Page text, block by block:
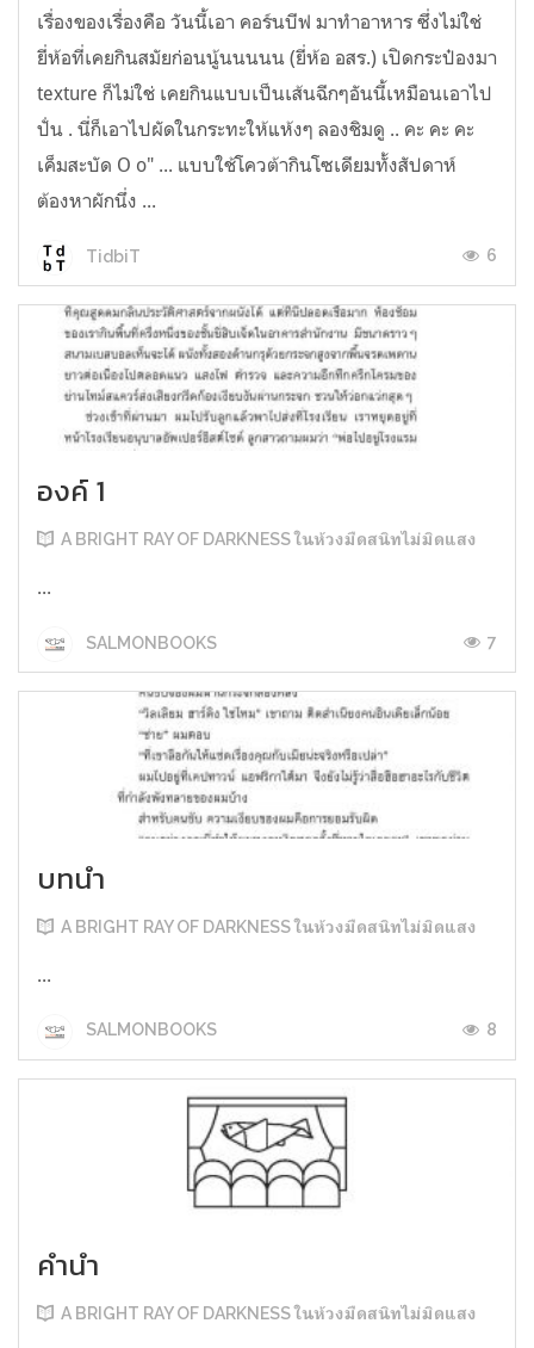
เรื่องของเรื่องคือ วันนี้เอา คอร์นบีฟ มาทำอาหาร ซึ่งไม่ใช่
ยี่ห้อที่เคยกินสมัยก่อนนู้นนนนน (ยี่ห้อ อสร.) เปิดกระป๋องมา
texture ก็ไม่ใช่ เคยกินแบบเป็นเส้นฉีกๆอันนี้เหมือนเอาไป
ปั่น . นี่ก็เอาไปผัดในกระทะให้แห้งๆ ลองชิมดู .. คะ คะ คะ
เค็มสะบัด O o" ... แบบใช้โควต้ากินโซเดียมทั้งสัปดาห์
ต้องหาผักนึ่ง ...
TidbiT 6
องค์ 1
A BRIGHT RAY OF DARKNESS ในห้วงมืดสนิทไม่มิดแสง
...
SALMONBOOKS 7
บทนำ
A BRIGHT RAY OF DARKNESS ในห้วงมืดสนิทไม่มิดแสง
...
SALMONBOOKS 8
คำนำ
A BRIGHT RAY OF DARKNESS ในห้วงมืดสนิทไม่มิดแสง